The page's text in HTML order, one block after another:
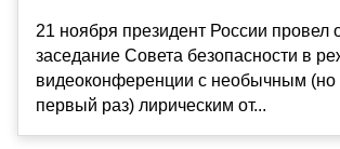
21 ноября президент России провел
заседание Совета безопасности в
видеоконференции с необычным (но
первый раз) лирическим от...